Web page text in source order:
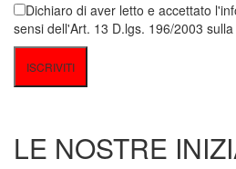
Dichiaro di aver letto e accettato
sensi dell'Art. 13 D.lgs. 196/2003
LE NOSTRE